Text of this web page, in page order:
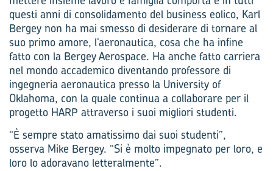
questi anni di consolidamento del business eolico, Karl
Bergey non ha mai smesso di desiderare di tornare al
suo primo amore, l’ae­ronautica, cosa che ha infine
fatto con la Bergey Aerospace. Ha anche fatto carriera
nel mondo accademico diventando professore di
ingegneria aeronautica presso la University of
Oklahoma, con la quale continua a collaborare per il
progetto HARP attraverso i suoi migliori studenti.
“È sempre stato amatissimo dai suoi studenti”,
osserva Mike Bergey. “Si è molto impegnato per loro, e
loro lo adoravano letteralmente”.